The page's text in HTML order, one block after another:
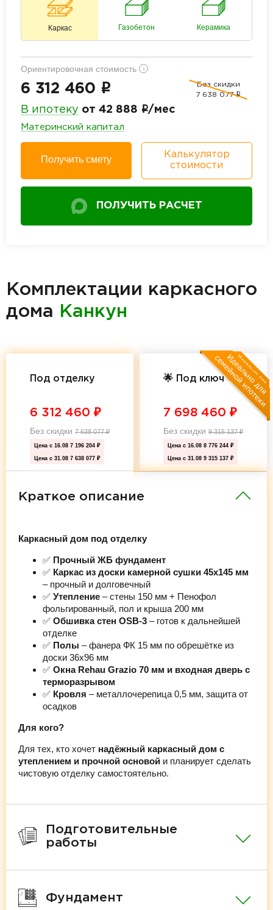
Каркас Газобетон Керамика
Ориентировочная стоимость i
6 312 460 i
Без скидки
7 638 077 i
В ипотеку от 42 888 i/мес
Материнский капитал
Получить смету
Калькулятор
стоимости
ПОЛУЧИТЬ РАСЧЕТ
Комплектации каркасного
дома
Канкун
Под отделку
6 312 460 ₽
Без скидки 7 638 077₽
Цена с 16.08 7 196 204 ₽
Цена с 31.08 7 638 077 ₽
🌟 Под ключ 🌟
7 698 460 ₽
Без скидки 9 315 137₽
Цена с 16.08 8 776 244 ₽
Цена с 31.08 9 315 137 ₽
Краткое описание
Каркасный дом под отделку
✅ Прочный ЖБ фундамент
✅ Каркас из доски камерной сушки 45х145 мм
– прочный и долговечный
✅ Утепление – стены 150 мм + Пенофол
фольгированный, пол и крыша 200 мм
✅ Обшивка стен OSB-3 – готов к дальнейшей
отделке
✅ Полы – фанера ФК 15 мм по обрешётке из
доски 36х96 мм
✅ Окна Rehau Grazio 70 мм и входная дверь с
терморазрывом
✅ Кровля – металлочерепица 0,5 мм, защита от
осадков
Для кого?
Для тех, кто хочет надёжный каркасный дом с
утеплением и прочной основой и планирует сделать
чистовую отделку самостоятельно.
Подготовительные
работы
Фундамент